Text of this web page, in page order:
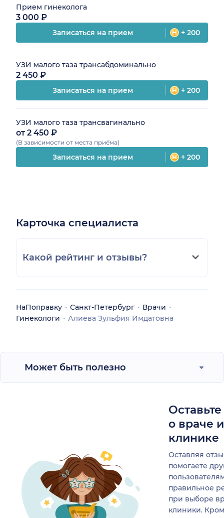
Прием гинеколога
3 000 ₽
Записаться на прием + 200
УЗИ малого таза трансабдоминально
2 450 ₽
Записаться на прием + 200
УЗИ малого таза трансвагинально
от 2 450 ₽
(В зависимости от места приёма)
Записаться на прием + 200
Карточка специалиста
Какой рейтинг и отзывы?
НаПоправку Санкт-Петербург
Врачи
Гинекологи
Алиева Зульфия Имдатовна
Может быть полезно
о враче
клинике
Оставляя
помогаете
правильное
при выборе
клиники.